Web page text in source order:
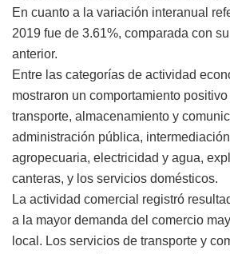
En cuanto a la variación interanual
2019 fue de 3.61%, comparada con
anterior.
Entre las categorías de actividad
mostraron un comportamiento
transporte, almacenamiento y
administración pública,
agropecuaria, electricidad y agua,
canteras, y los servicios domésticos.
La actividad comercial registró
a la mayor demanda del comercio
local. Los servicios de transporte y